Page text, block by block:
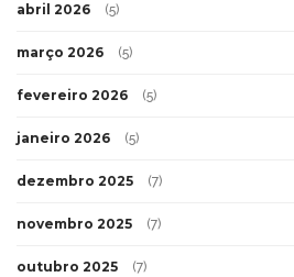
abril 2026 (5)
março 2026 (5)
fevereiro 2026 (5)
janeiro 2026 (5)
dezembro 2025 (7)
novembro 2025 (7)
outubro 2025 (7)